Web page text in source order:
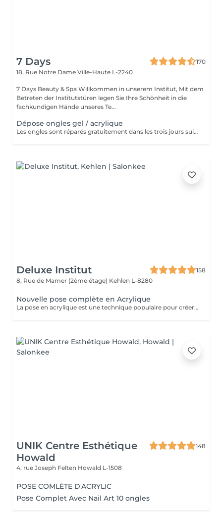
7 Days
170
18, Rue Notre Dame Ville-Haute L-2240
7 Days Beauty & Spa Willkommen in unserem Institut, Mit dem
Betreten der Institutstüren legen Sie Ihre Schönheit in die
fachkundigen Hände unseres Te...
Dépose ongles gel / acrylique
Les ongles sont réparés gratuitement dans les trois jours suivant le service ! A partir du quatrième jour la prestation est payante.
Deluxe Institut
158
8, Rue de Mamer (2ème étage) Kehlen L-8280
Nouvelle pose complète en Acrylique
La pose en acrylique est une technique populaire pour créer des ongles parfaits, durables et résistants. Elle permet de prolonger la longueur des ongles et d'obtenir une finition lisse et professionnelle. Ce soin est particulièrement recommandé pour celles qui souhaitent des ongles solides et durables. L'acrylique remplace le gel.
UNIK Centre Esthétique
Howald
148
4, rue Joseph Felten Howald L-1508
POSE COMLÈTE D'ACRYLIC
Pose Complet Avec Nail Art 10 ongles